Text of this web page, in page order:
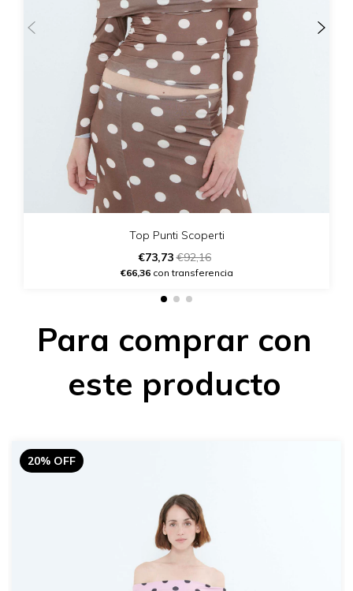
Top Punti Scoperti
€73,73€92,16
€66,36con transferencia
Para comprar con
este producto
20% OFF